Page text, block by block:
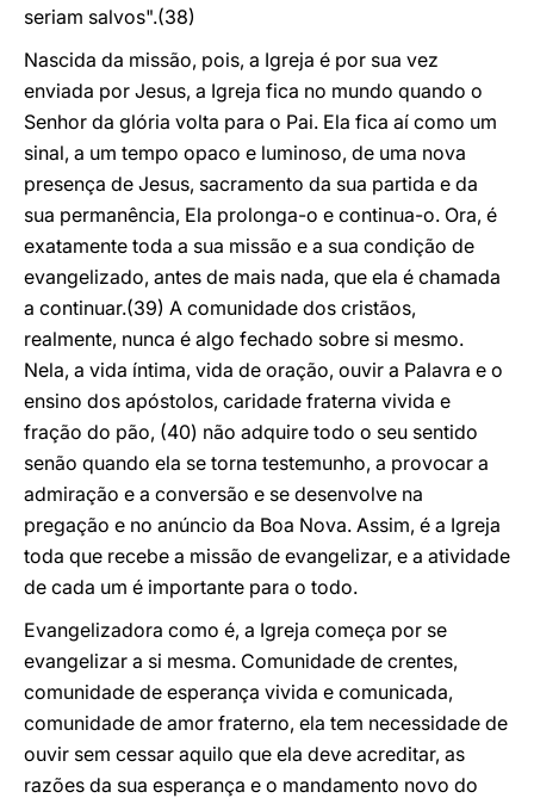
seriam salvos".(38)
Nascida da missão, pois, a Igreja é por sua vez
enviada por Jesus, a Igreja fica no mundo quando o
Senhor da glória volta para o Pai. Ela fica aí como um
sinal, a um tempo opaco e luminoso, de uma nova
presença de Jesus, sacramento da sua partida e da
sua permanência, Ela prolonga-o e continua-o. Ora, é
exatamente toda a sua missão e a sua condição de
evangelizado, antes de mais nada, que ela é chamada
a continuar.(39) A comunidade dos cristãos,
realmente, nunca é algo fechado sobre si mesmo.
Nela, a vida íntima, vida de oração, ouvir a Palavra e o
ensino dos apóstolos, caridade fraterna vivida e
fração do pão, (40) não adquire todo o seu sentido
senão quando ela se torna testemunho, a provocar a
admiração e a conversão e se desenvolve na
pregação e no anúncio da Boa Nova. Assim, é a Igreja
toda que recebe a missão de evangelizar, e a atividade
de cada um é importante para o todo.
Evangelizadora como é, a Igreja começa por se
evangelizar a si mesma. Comunidade de crentes,
comunidade de esperança vivida e comunicada,
comunidade de amor fraterno, ela tem necessidade de
ouvir sem cessar aquilo que ela deve acreditar, as
razões da sua esperança e o mandamento novo do